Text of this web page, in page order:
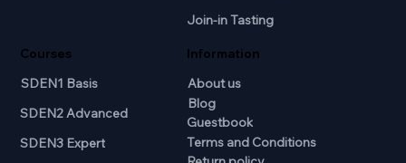
Courses
SDEN1 Basis
SDEN2 Advanced
SDEN3 Expert
Join-in Tasting
Information
About us
Blog
Guestbook
Terms and Conditions